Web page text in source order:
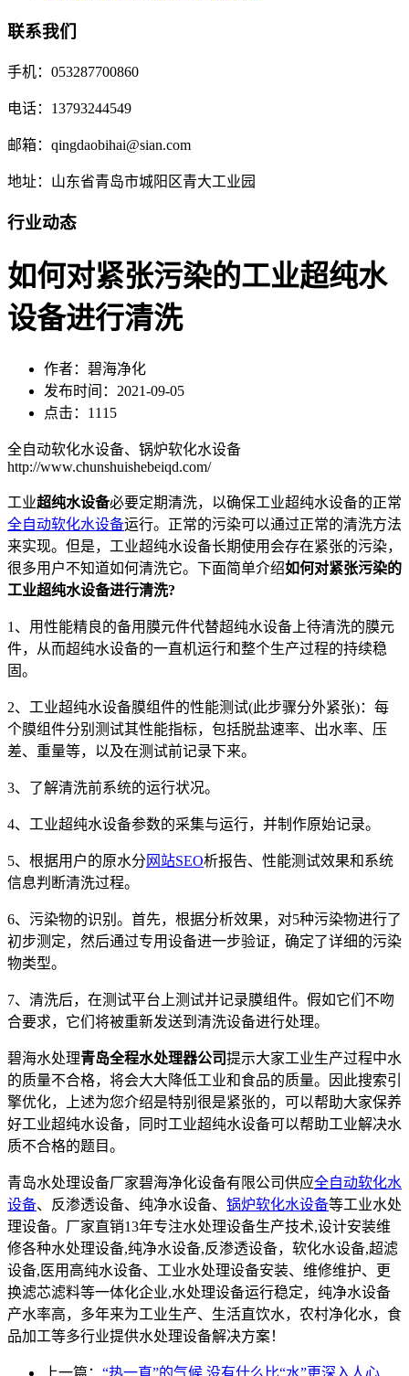
联系我们
手机：053287700860
电话：13793244549
邮箱：qingdaobihai@sian.com
地址：山东省青岛市城阳区青大工业园
行业动态
如何对紧张污染的工业超纯水
设备进行清洗
作者：碧海净化
发布时间：2021-09-05
点击：1115
全自动软化水设备、锅炉软化水设备
http://www.chunshuishebeiqd.com/
工业超纯水设备必要定期清洗，以确保工业超纯水设备的正常
全自动软化水设备运行。正常的污染可以通过正常的清洗方法
来实现。但是，工业超纯水设备长期使用会存在紧张的污染，
很多用户不知道如何清洗它。下面简单介绍如何对紧张污染的
工业超纯水设备进行清洗?
1、用性能精良的备用膜元件代替超纯水设备上待清洗的膜元
件，从而超纯水设备的一直机运行和整个生产过程的持续稳
固。
2、工业超纯水设备膜组件的性能测试(此步骤分外紧张)：每
个膜组件分别测试其性能指标，包括脱盐速率、出水率、压
差、重量等，以及在测试前记录下来。
3、了解清洗前系统的运行状况。
4、工业超纯水设备参数的采集与运行，并制作原始记录。
5、根据用户的原水分 网站SEO析报告、性能测试效果和系统
信息判断清洗过程。
6、污染物的识别。首先，根据分析效果，对5种污染物进行了
初步测定，然后通过专用设备进一步验证，确定了详细的污染
物类型。
7、清洗后，在测试平台上测试并记录膜组件。假如它们不吻
合要求，它们将被重新发送到清洗设备进行处理。
碧海水处理青岛全程水处理器公司提示大家工业生产过程中水
的质量不合格，将会大大降低工业和食品的质量。因此搜索引
擎优化，上述为您介绍是特别很是紧张的，可以帮助大家保养
好工业超纯水设备，同时工业超纯水设备可以帮助工业解决水
质不合格的题目。
青岛水处理设备厂家碧海净化设备有限公司供应全自动软化水
设备、反渗透设备、纯净水设备、 锅炉软化水设备等工业水处
理设备。厂家直销13年专注水处理设备生产技术,设计安装维
修各种水处理设备,纯净水设备,反渗透设备，软化水设备,超滤
设备,医用高纯水设备、工业水处理设备安装、维修维护、更
换滤芯滤料等一体化企业,水处理设备运行稳定，纯净水设备
产水率高，多年来为工业生产、生活直饮水，农村净化水，食
品加工等多行业提供水处理设备解决方案！
上一篇： “热一直”的气候 没有什么比“水”更深入人心